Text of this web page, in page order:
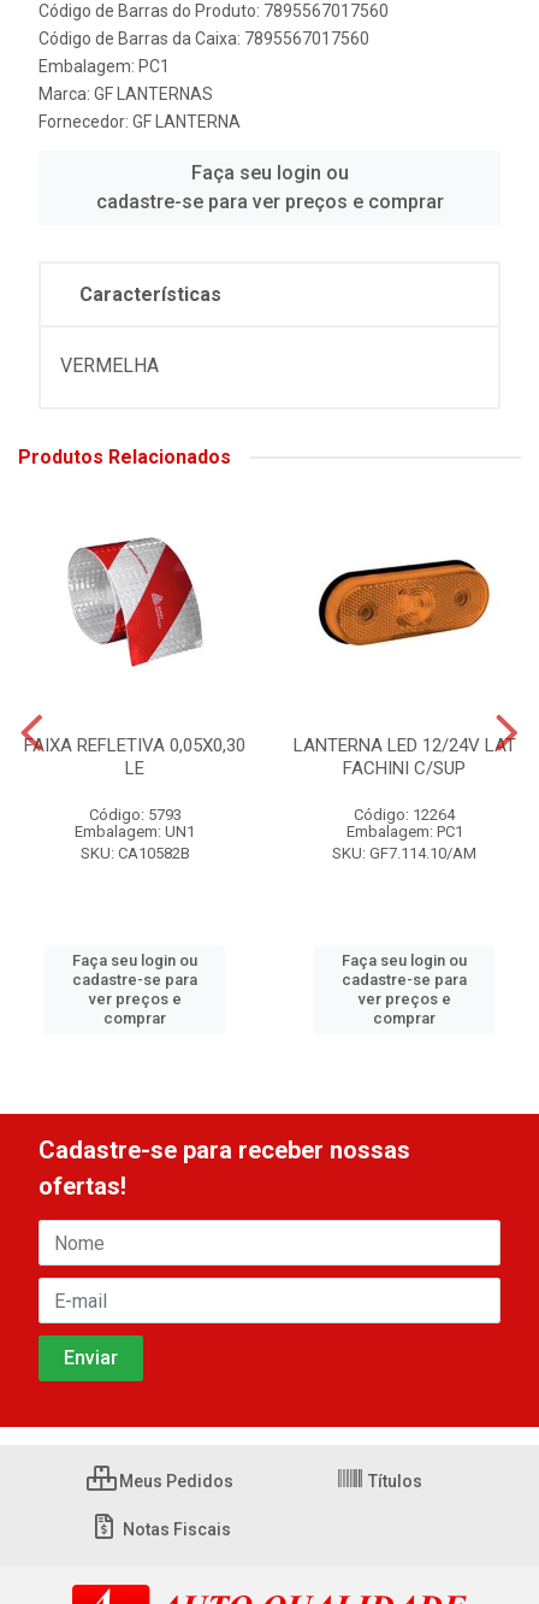
Código de Barras do Produto: 7895567017560
Código de Barras da Caixa: 7895567017560
Embalagem: PC1
Marca: GF LANTERNAS
Fornecedor: GF LANTERNA
Faça seu login ou
cadastre-se para ver preços e comprar
Características
VERMELHA
Produtos Relacionados
FAIXA REFLETIVA 0,05X0,30
LE
Código: 5793
Embalagem: UN1
SKU: CA10582B
Faça seu login ou
cadastre-se para
ver preços e
comprar
LANTERNA LED 12/24V LAT
FACHINI C/SUP
Código: 12264
Embalagem: PC1
SKU: GF7.114.10/AM
Faça seu login ou
cadastre-se para
ver preços e
comprar
Cadastre-se para receber nossas
ofertas!
Meus Pedidos Títulos
Notas Fiscais